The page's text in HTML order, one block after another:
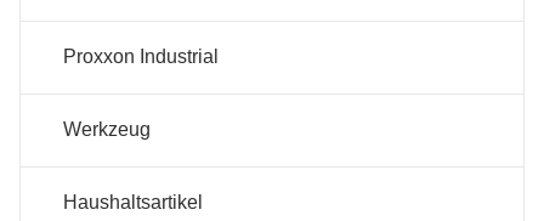
Proxxon Industrial
Werkzeug
Haushaltsartikel